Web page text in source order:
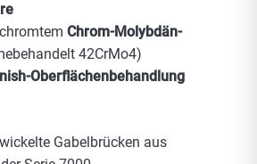
Chrom-Molybdän-
42CrMo4)
Oberflächenbehandlung
Gabelbrücken aus